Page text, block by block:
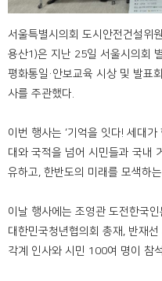
서울특별시의회 도시안전건설위
용산1)은 지난 25일 서울시의회
평화통일·안보교육 시상 및 발표
사를 주관했다.
이번 행사는 ‘기억을 잇다! 세대가
대와 국적을 넘어 시민들과 국내
유하고, 한반도의 미래를 모색하
이날 행사에는 조영관 도전한국
대한민국청년협의회 총재, 반재
각계 인사와 시민 100여 명이 참